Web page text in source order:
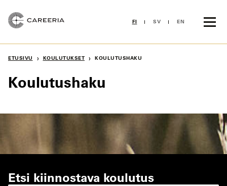
sisältöön
FI SV EN
ETUSIVU › KOULUTUKSET › KOULUTUSHAKU
Koulutushaku
Etsi kiinnostava koulutus